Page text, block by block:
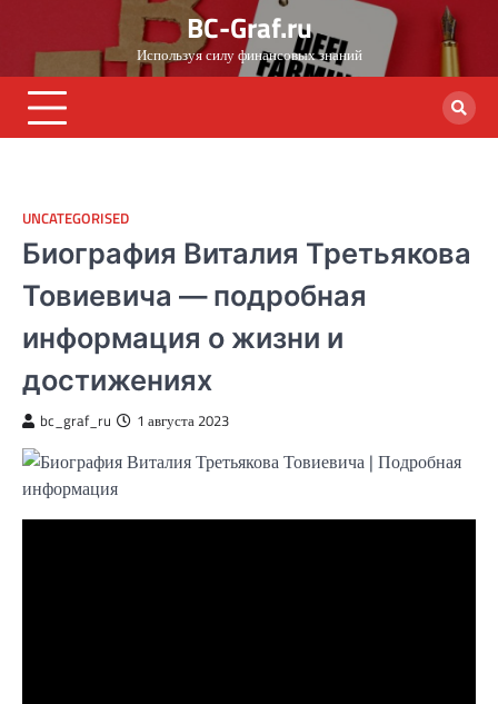
content
BC-Graf.ru
Используя силу финансовых знаний
UNCATEGORISED
Биография Виталия Третьякова
Товиевича — подробная
информация о жизни и
достижениях
bc_graf_ru 1 августа 2023